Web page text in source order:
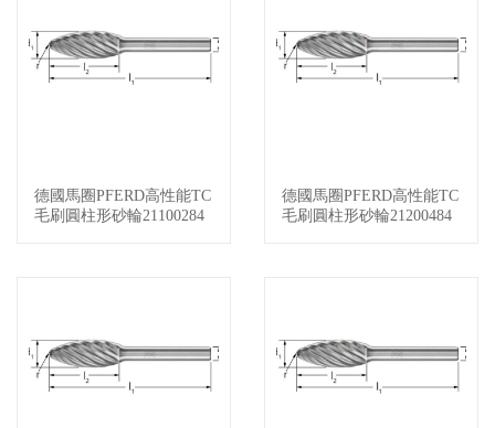
查看詳情
德國馬圈PFERD高性能TC
毛刷圓柱形砂輪21100284
查看詳情
德國馬圈PFERD高性能TC
毛刷圓柱形砂輪21200484